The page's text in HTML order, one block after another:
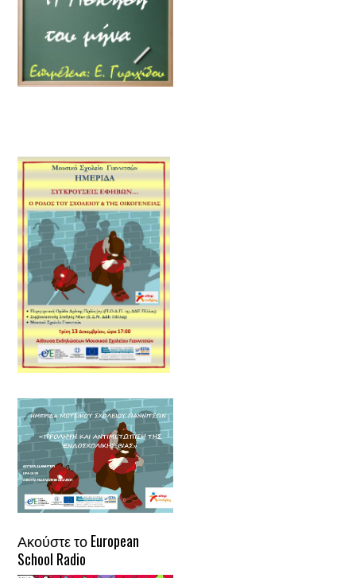
Ακούστε το European
School Radio